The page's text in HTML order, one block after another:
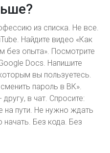
из списка. Не все.
Найдите видео «Как
без опыта». Посмотрите
Docs. Напишите
вы пользуетесь.
пароль в ВК».
в чат. Спросите:
на пути. Не нужно ждать
Без кода. Без